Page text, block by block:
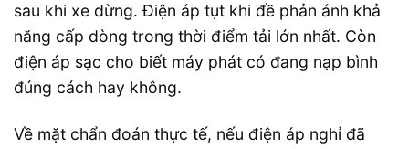
sau khi xe dừng. Điện áp tụt khi đề phản ánh khả
năng cấp dòng trong thời điểm tải lớn nhất. Còn
điện áp sạc cho biết máy phát có đang nạp bình
đúng cách hay không.
Về mặt chẩn đoán thực tế, nếu điện áp nghỉ đã